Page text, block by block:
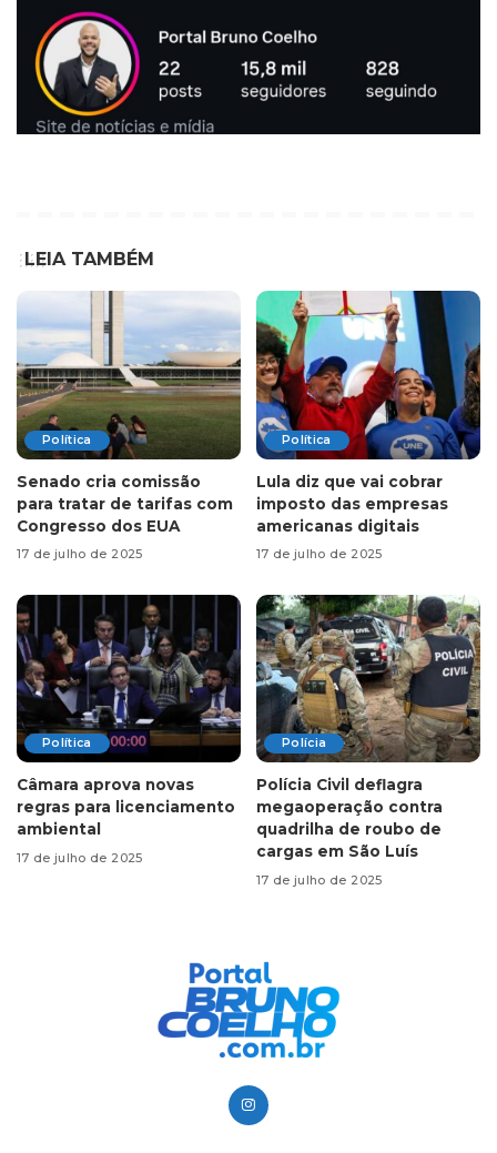
LEIA TAMBÉM
Política
Senado cria comissão
para tratar de tarifas com
Congresso dos EUA
17 de julho de 2025
Política
Lula diz que vai cobrar
imposto das empresas
americanas digitais
17 de julho de 2025
Política
Câmara aprova novas
regras para licenciamento
ambiental
17 de julho de 2025
Polícia
Polícia Civil deflagra
megaoperação contra
quadrilha de roubo de
cargas em São Luís
17 de julho de 2025